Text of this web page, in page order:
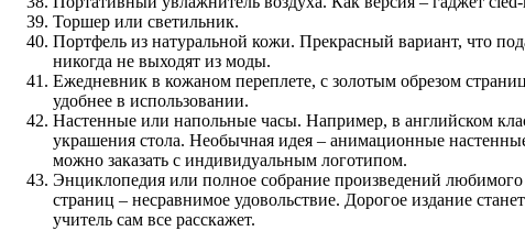
Торшер или светильник.
Портфель из натуральной кожи. Прекрасный вариант, что
никогда не выходят из моды.
Ежедневник в кожаном переплете, с золотым обрезом
удобнее в использовании.
Настенные или напольные часы. Например, в английском
украшения стола. Необычная идея – анимационные
можно заказать с индивидуальным логотипом.
Энциклопедия или полное собрание произведений
страниц ­– несравнимое удовольствие. Дорогое издание
учитель сам все расскажет.